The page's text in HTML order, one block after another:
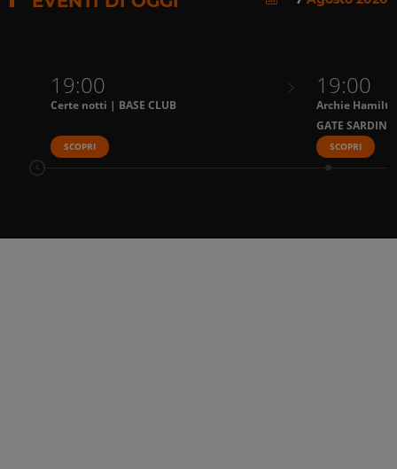
19:00
Certe notti | BASE CLUB
SCOPRI
19:00
Archie
GATE
SCOPRI